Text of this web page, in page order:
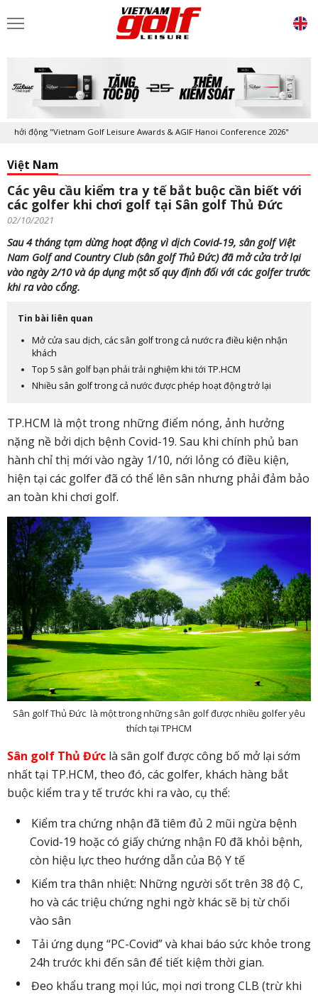
động "Vietnam Golf Leisure Awards & AGIF Hanoi Conference 2026"
Việt Nam
Các yêu cầu kiểm tra y tế bắt buộc cần biết với
các golfer khi chơi golf tại Sân golf Thủ Đức
02/10/2021
Sau 4 tháng tạm dừng hoạt động vì dịch Covid-19, sân golf Việt
Nam Golf and Country Club (sân golf Thủ Đức) đã mở cửa trở lại
vào ngày 2/10 và áp dụng một số quy định đối với các golfer trước
khi ra vào cổng.
Tin bài liên quan
Mở cửa sau dịch, các sân golf trong cả nước ra điều kiện nhận
khách
Top 5 sân golf bạn phải trải nghiệm khi tới TP.HCM
Nhiều sân golf trong cả nước được phép hoạt động trở lại
TP.HCM là một trong những điểm nóng, ảnh hưởng
nặng nề bởi dịch bệnh Covid-19. Sau khi chính phủ ban
hành chỉ thị mới vào ngày 1/10, nới lỏng có điều kiện,
hiện tại các golfer đã có thể lên sân nhưng phải đảm bảo
an toàn khi chơi golf.
Sân golf Thủ Đức là một trong những sân golf được nhiều golfer yêu
thích tại TPHCM
Sân golf Thủ Đức là sân golf được công bố mở lại sớm
nhất tại TP.HCM, theo đó, các golfer, khách hàng bắt
buộc kiểm tra y tế trước khi ra vào, cụ thể:
Kiểm tra chứng nhận đã tiêm đủ 2 mũi ngừa bệnh
Covid-19 hoặc có giấy chứng nhận F0 đã khỏi bệnh,
còn hiệu lực theo hướng dẫn của Bộ Y tế
Kiểm tra thân nhiệt: Những người sốt trên 38 độ C,
ho và các triệu chứng nghi ngờ khác sẽ bị từ chối
vào sân
Tải ứng dụng “PC-Covid” và khai báo sức khỏe trong
24h trước khi đến sân để tiết kiệm thời gian.
Đeo khẩu trang mọi lúc, mọi nơi trong CLB (trừ khi